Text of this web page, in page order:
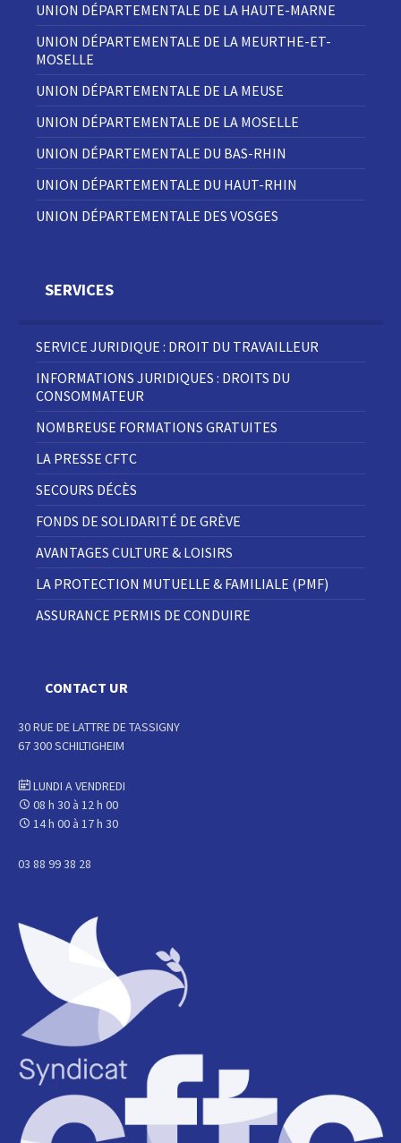
UNION DÉPARTEMENTALE DE LA HAUTE-MARNE
UNION DÉPARTEMENTALE DE LA MEURTHE-ET-
MOSELLE
UNION DÉPARTEMENTALE DE LA MEUSE
UNION DÉPARTEMENTALE DE LA MOSELLE
UNION DÉPARTEMENTALE DU BAS-RHIN
UNION DÉPARTEMENTALE DU HAUT-RHIN
UNION DÉPARTEMENTALE DES VOSGES
SERVICES
SERVICE JURIDIQUE : DROIT DU TRAVAILLEUR
INFORMATIONS JURIDIQUES : DROITS DU
CONSOMMATEUR
NOMBREUSE FORMATIONS GRATUITES
LA PRESSE CFTC
SECOURS DÉCÈS
FONDS DE SOLIDARITÉ DE GRÈVE
AVANTAGES CULTURE & LOISIRS
LA PROTECTION MUTUELLE & FAMILIALE (PMF)
ASSURANCE PERMIS DE CONDUIRE
CONTACT UR
30 RUE DE LATTRE DE TASSIGNY
67 300 SCHILTIGHEIM
LUNDI A VENDREDI
08 h 30 à 12 h 00
14 h 00 à 17 h 30
03 88 99 38 28